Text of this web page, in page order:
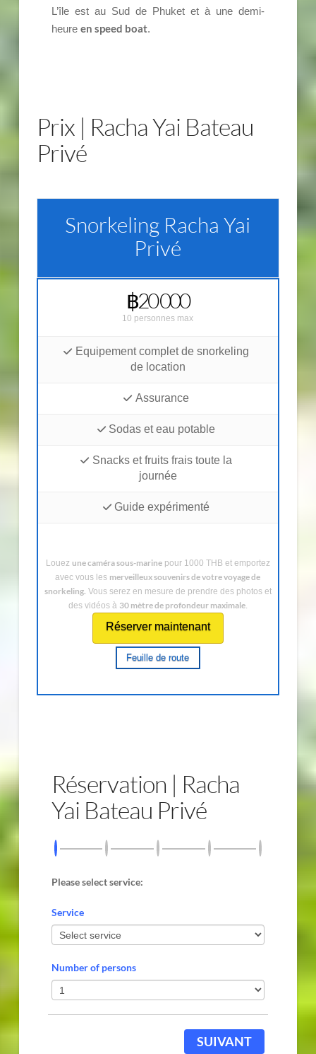
L’île est au Sud de Phuket et à une demi-
heure en speed boat.
Prix | Racha Yai Bateau
Privé
Snorkeling Racha Yai
Privé
฿20 000
10 personnes max
Equipement complet de snorkeling
de location
Assurance
Sodas et eau potable
Snacks et fruits frais toute la
journée
Guide expérimenté
Louez une caméra sous-marinepour 1000 THB et emportez
avec vous les merveilleux souvenirs de votre voyage de
snorkeling. Vous serez en mesure de prendre des photos et
des vidéos à 30 mètre de profondeur maximale.
Réserver maintenant
Feuille de route
Réservation | Racha
Yai Bateau Privé
Please select service:
Service
Number of persons
SUIVANT